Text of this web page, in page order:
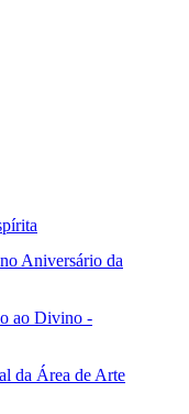
Aniversário da
ao Divino -
da Área de Arte